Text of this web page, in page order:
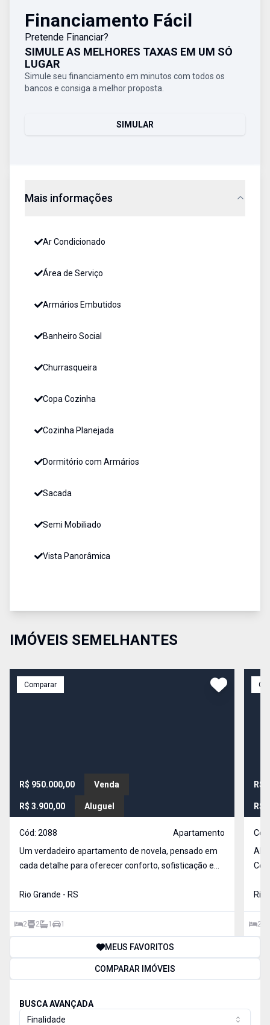
Financiamento Fácil
Pretende Financiar?
SIMULE AS MELHORES TAXAS EM UM SÓ
LUGAR
Simule seu financiamento em minutos com todos os
bancos e consiga a melhor proposta.
SIMULAR
Mais informações
Ar Condicionado
Área de Serviço
Armários Embutidos
Banheiro Social
Churrasqueira
Copa Cozinha
Cozinha Planejada
Dormitório com Armários
Sacada
Semi Mobiliado
Vista Panorâmica
IMÓVEIS SEMELHANTES
Comparar
R$ 950.000,00 Venda
R$ 3.900,00 Aluguel
Cód: 2088
Apartamento
Um verdadeiro apartamento de novela, pensado em
cada detalhe para oferecer conforto, sofisticação e
privilegiada,com vista mar Ambientes amplos,
Rio Grande - RS
2 2 1 1
R$
R$
Rio
2
MEUS FAVORITOS
COMPARAR IMÓVEIS
BUSCA AVANÇADA
Finalidade